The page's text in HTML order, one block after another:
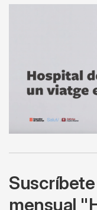
mensual